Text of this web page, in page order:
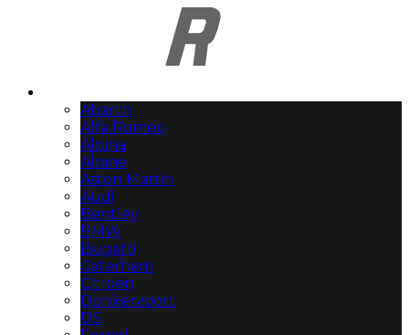
Abarth
Alfa Romeo
Alpina
Alpine
Aston Martin
Audi
Bentley
BMW
Bugatti
Caterham
Citroën
Donkervoort
DS